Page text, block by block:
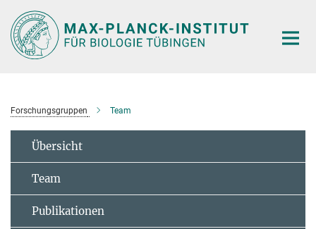
Hauptinhalt
Forschungsgruppen Team
Übersicht
Team
Publikationen